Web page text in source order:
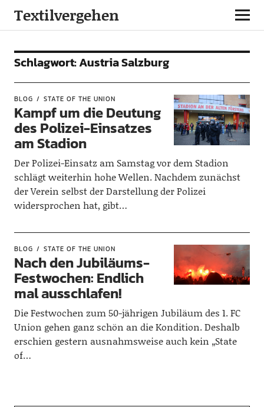
Textilvergehen
Schlagwort:Austria Salzburg
BLOG STATE OF THE UNION
Kampf um die Deutung
des Polizei-Einsatzes
am Stadion
Der Polizei-Einsatz am Samstag vor dem Stadion
schlägt weiterhin hohe Wellen. Nachdem zunächst
der Verein selbst der Darstellung der Polizei
widersprochen hat, gibt…
BLOG STATE OF THE UNION
Nach den Jubiläums-
Festwochen: Endlich
mal ausschlafen!
Die Festwochen zum 50-jährigen Jubiläum des 1. FC
Union gehen ganz schön an die Kondition. Deshalb
erschien gestern ausnahmsweise auch kein „State
of…